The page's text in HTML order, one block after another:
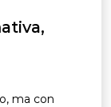
ma con